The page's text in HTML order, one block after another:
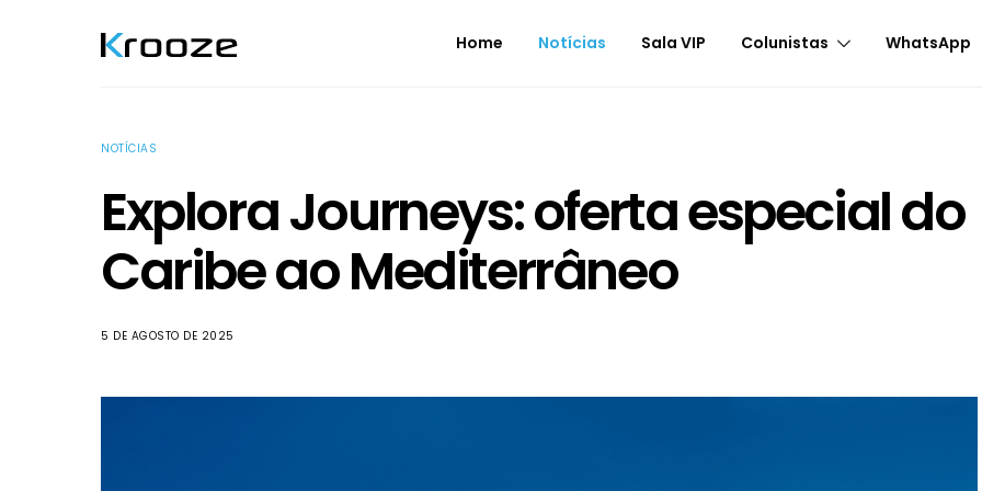
Home Notícias Sala VIP Colunistas WhatsApp
NOTÍCIAS
Explora Journeys: oferta especial do
Caribe ao Mediterrâneo
5 DE AGOSTO DE 2025